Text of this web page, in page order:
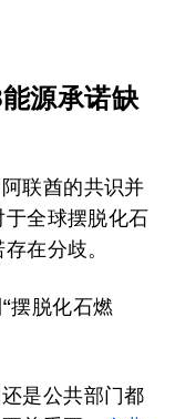
源承诺缺
联酋的共识并
全球摆脱化石
在分歧。
摆脱化石燃
是公共部门都